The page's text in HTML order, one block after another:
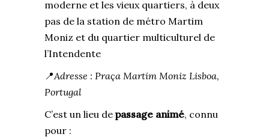
moderne et les vieux quartiers, à deux
pas de la station de métro Martim
Moniz et du quartier multiculturel de
l’Intendente
📍Adresse : Praça Martim Moniz Lisboa,
Portugal
C’est un lieu de passage animé, connu
pour :